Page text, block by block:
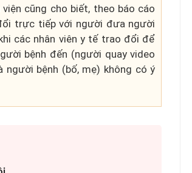
cũng cho biết, theo báo cáo
trực tiếp với người đưa người
các nhân viên y tế trao đổi để
bệnh đến (người quay video
người bệnh (bố, mẹ) không có ý